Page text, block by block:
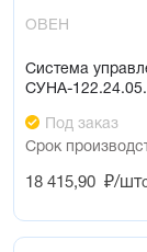
ОВЕН
Система
СУНА-
Под заказ
Срок
18 415,90 ₽/шт